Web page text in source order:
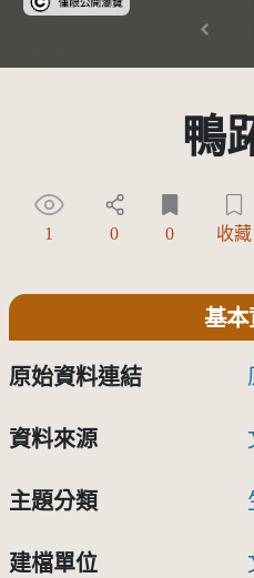
鴨
1 0 0 收藏
基本
原始資料連結
資料來源
主題分類
建檔單位